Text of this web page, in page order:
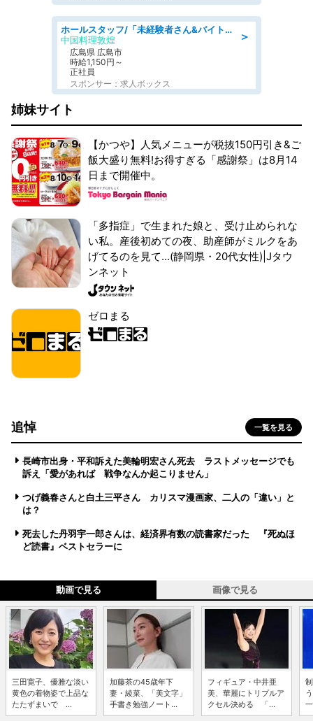
＞
ホールスタッフ/「未経験者さん&バイトデビューも大歓迎」残業ほぼなし×1日3時間〜勤務OK!フォロー体制も充実/広島県/広島市南区
中国料理敦煌
広島県 広島市
時給1,150円～
正社員
スポンサー：求人ボックス
姉妹サイト
【かつや】人気メニューが税抜150円引き&ご
飯大盛り無料!お得すぎる「感謝祭」は8月14
日まで開催中。
「多指症」で生まれた娘と、受け止められな
い私。産後初めての夜、助産師がミルクをあ
げてるのを見て...(静岡県・20代女性)|Jタウ
ンネット
ゼロまる
追悼 一覧を見る
長崎市出身・平和訴えた美輪明宏さん死去 ラストメッセージでも
訴え「愛があれば 戦争なんか起こりません」
つげ義春さんと白土三平さん カリスマ漫画家、二人の「違い」と
は？
死去した丹羽宇一郎さんは、経済界有数の読書家だった 『死ぬほ
ど読書』ベストセラーに
動画で見る 画像で見る
三田寛子、優雅な淡い
黄色の着物姿で上品な
たたずまいで ...
加藤茶の45歳年下
妻・綾菜、「美文字」
手書き勉強ノート...
フィギュア・中井亜
美、華麗にトリプルア
クセル決める 「...